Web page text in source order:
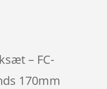
– FC-
170mm